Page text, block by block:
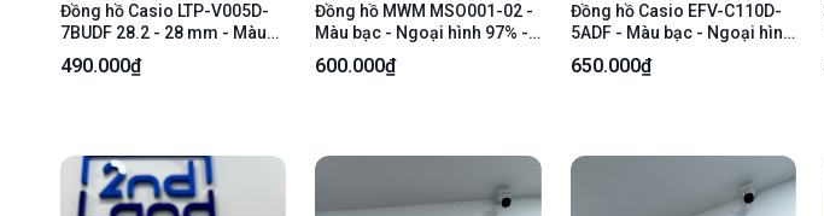
Đồng hồ Casio LTP-V005D-
7BUDF 28.2 - 28 mm - Màu
bạc - Ngoại hình 98% - Body
490.000₫
Đồng hồ MWM MSO001-02 -
Màu bạc - Ngoại hình 97% -
Lưng trầy nhiều , viền trầy -
Kèm box
600.000₫
Đồng hồ Casio EFV-C110D-
5ADF - Màu bạc - Ngoại hình
96% - Kính trầy sâu nhiều
đường , lưng trầy - Kèm Box
650.000₫